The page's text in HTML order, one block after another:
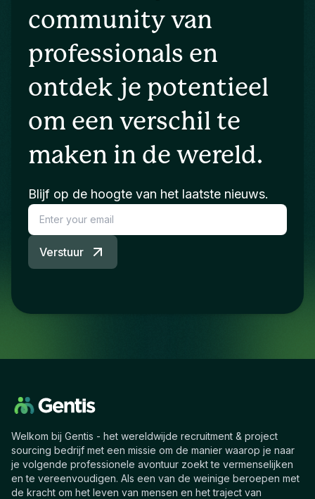
community van
professionals en
ontdek je potentieel
om een verschil te
maken in de wereld.
Blijf op de hoogte van het laatste nieuws.
Verstuur
Welkom bij Gentis - het wereldwijde recruitment & project
sourcing bedrijf met een missie om de manier waarop je naar
je volgende professionele avontuur zoekt te vermenselijken
en te vereenvoudigen. Als een van de weinige beroepen met
de kracht om het leven van mensen en het traject van